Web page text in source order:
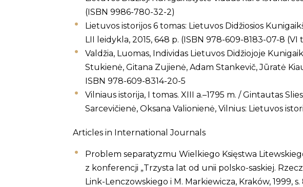
(ISBN 9986-780-32-2)
Lietuvos istorijos 6 tomas: Lietuvos Didžiosios
LII leidykla, 2015, 648 p. (ISBN 978-609-8183-07-8 (VI
Valdžia, Luomas, Individas Lietuvos Didžiojoje
Stukienė, Gitana Zujienė, Adam Stankevič, Jūratė
ISBN 978-609-8314-20-5
Vilniaus istorija, I tomas. XIII a.–1795 m. / Gintautas
Sarcevičienė, Oksana Valionienė, Vilnius: Lietuvos
Articles in International Journals
Problem separatyzmu Wielkiego Księstwa
z konferencji „Trzysta lat od unii polsko-saskiej.
Link-Lenczowskiego i M. Markiewicza, Kraków, 1999,